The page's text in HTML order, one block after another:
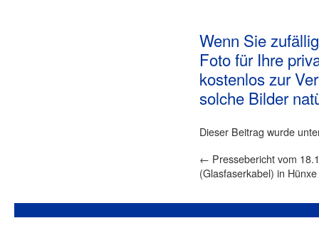
Wenn Sie
Foto für Ihre
kostenlos zur
solche Bilder
Dieser Beitrag wurde
← Pressebericht vom
(Glasfaserkabel) in Hünxe